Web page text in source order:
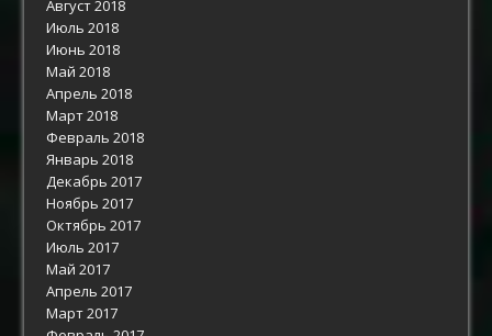
Август 2018
Июль 2018
Июнь 2018
Май 2018
Апрель 2018
Март 2018
Февраль 2018
Январь 2018
Декабрь 2017
Ноябрь 2017
Октябрь 2017
Июль 2017
Май 2017
Апрель 2017
Март 2017